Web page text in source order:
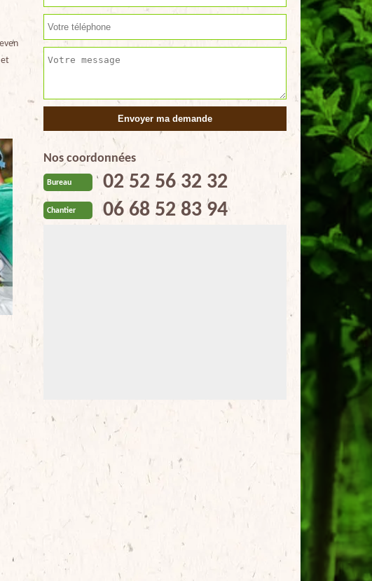
Nos coordonnées
Bureau 02 52 56 32 32
Chantier 06 68 52 83 94